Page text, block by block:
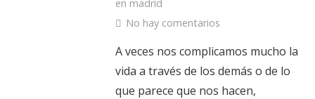
en madrid
No hay comentarios
A veces nos complicamos mucho la
vida a través de los demás o de lo
que parece que nos hacen,